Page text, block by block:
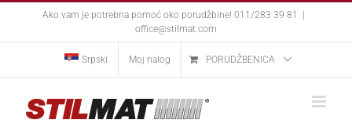
Ako vam je potrebna pomoć oko porudžbine! 011/283 39 81
office@stilmat.com
Srpski Moj nalog PORUDŽBENICA